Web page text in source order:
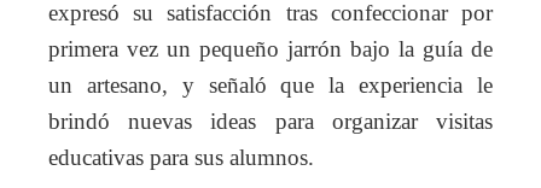
expresó su satisfacción tras confeccionar por
primera vez un pequeño jarrón bajo la guía de
un artesano, y señaló que la experiencia le
brindó nuevas ideas para organizar visitas
educativas para sus alumnos.